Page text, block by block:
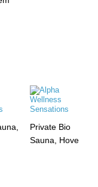
Private Bio
Sauna, Hove